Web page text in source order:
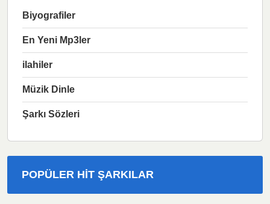
Biyografiler
En Yeni Mp3ler
ilahiler
Müzik Dinle
Şarkı Sözleri
POPÜLER HIT ŞARKILAR